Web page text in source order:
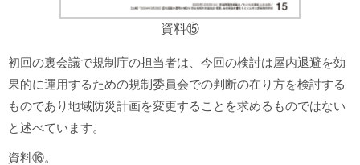
資料⑮
初回の裏会議で規制庁の担当者は、今回の検討は屋内退避を効
果的に運用するための規制委員会での判断の在り方を検討する
ものであり地域防災計画を変更することを求めるものではない
と述べています。
資料⑯。